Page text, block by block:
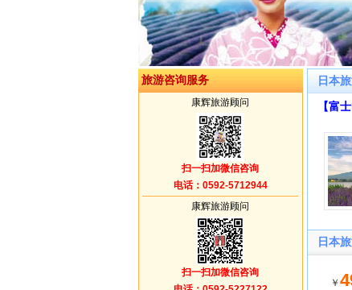
旅游咨询服务
康辉旅游顾问
扫一扫加微信咨询
电话：0592-5712944
康辉旅游顾问
扫一扫加微信咨询
日本
【富
日本
￥